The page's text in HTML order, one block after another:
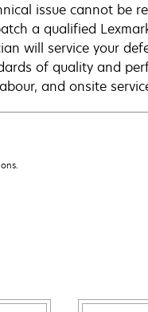
issue cannot be
a qualified
will service your
of quality and
and onsite